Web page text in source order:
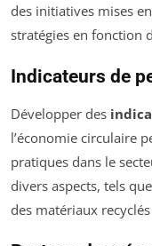
des initiatives mises
stratégies en fonction
Indicateurs de
Développer des
l’économie circulaire
pratiques dans le
divers aspects, tels
des matériaux